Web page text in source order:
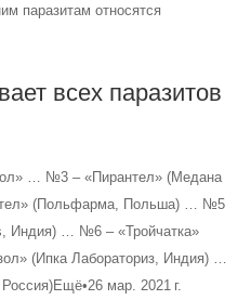
паразитам относятся
всех паразитов
… №3 – «Пирантел» (Медана
(Польфарма, Польша) … №5
Индия) … №6 – «Тройчатка»
(Ипка Лабораториз, Индия) …
мар. 2021 г.